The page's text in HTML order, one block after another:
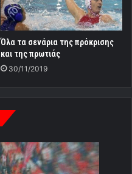
Όλα τα σενάρια της πρόκρισης
και της πρωτιάς
30/11/2019